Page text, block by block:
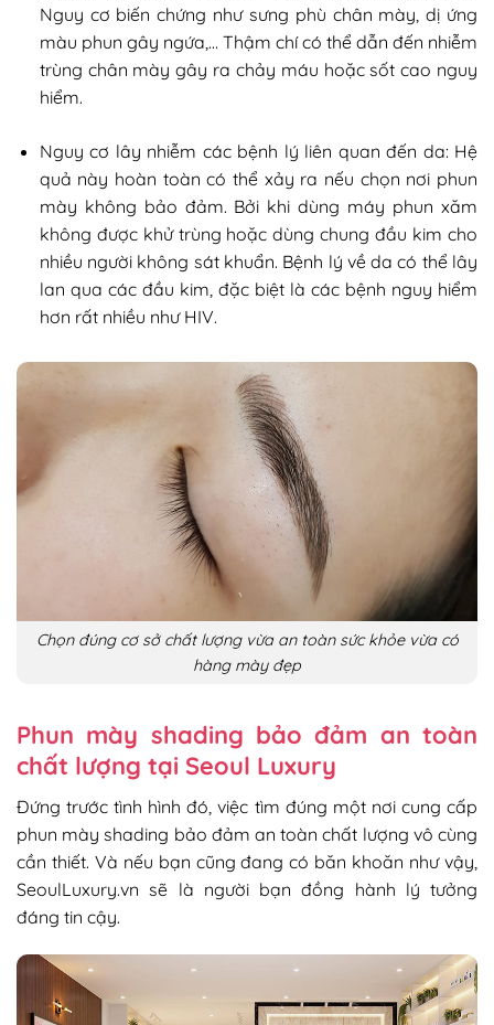
Nguy cơ biến chứng như sưng phù chân mày, dị ứng
màu phun gây ngứa,… Thậm chí có thể dẫn đến nhiễm
trùng chân mày gây ra chảy máu hoặc sốt cao nguy
hiểm.
Nguy cơ lây nhiễm các bệnh lý liên quan đến da: Hệ
quả này hoàn toàn có thể xảy ra nếu chọn nơi phun
mày không bảo đảm. Bởi khi dùng máy phun xăm
không được khử trùng hoặc dùng chung đầu kim cho
nhiều người không sát khuẩn. Bệnh lý về da có thể lây
lan qua các đầu kim, đặc biệt là các bệnh nguy hiểm
hơn rất nhiều như HIV.
Chọn đúng cơ sở chất lượng vừa an toàn sức khỏe vừa có
hàng mày đẹp
Phun mày shading bảo đảm an toàn
chất lượng tại Seoul Luxury
Đứng trước tình hình đó, việc tìm đúng một nơi cung cấp
phun mày shading bảo đảm an toàn chất lượng vô cùng
cần thiết. Và nếu bạn cũng đang có băn khoăn như vậy,
SeoulLuxury.vn sẽ là người bạn đồng hành lý tưởng
đáng tin cậy.